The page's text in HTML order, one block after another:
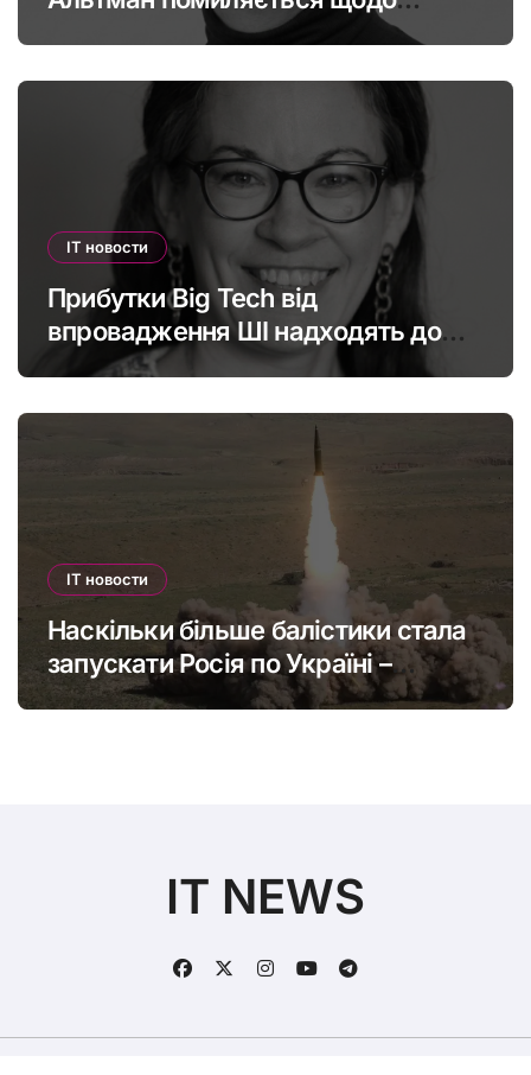
штучного інтелекту
IT новости
Прибутки Big Tech від
впровадження ШІ надходять до
офшорів: як змінити глобальну
IT новости
Наскільки більше балістики стала
запускати Росія по Україні –
інфографіка
IT NEWS